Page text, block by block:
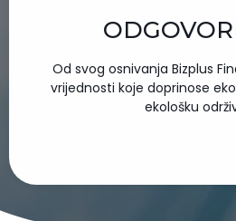
Od svog osnivanja Bizplus
vrijednosti koje doprinose
ekološku